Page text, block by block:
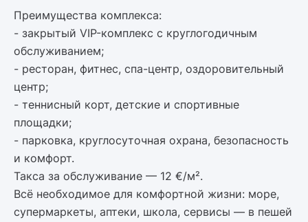
Преимущества комплекса:
- закрытый VIP-комплекс с круглогодичным
обслуживанием;
- ресторан, фитнес, спа-центр, оздоровительный
центр;
- теннисный корт, детские и спортивные
площадки;
- парковка, круглосуточная охрана, безопасность
и комфорт.
Такса за обслуживание — 12 €/м².
Всё необходимое для комфортной жизни: море,
супермаркеты, аптеки, школа, сервисы — в пешей